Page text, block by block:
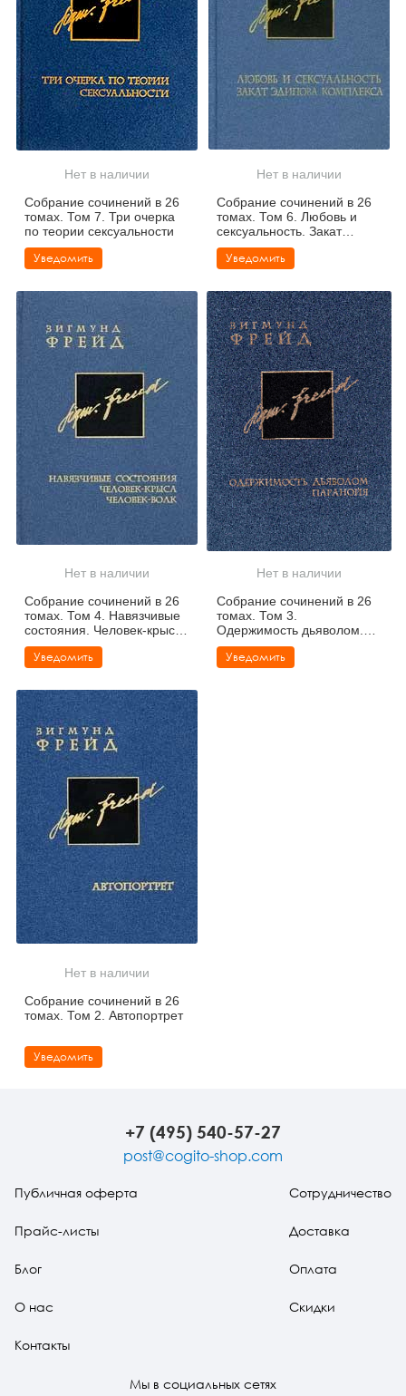
Нет в наличии
Собрание сочинений в 26
томах. Том 7. Три очерка
по теории сексуальности
Уведомить
Нет в наличии
Собрание сочинений в 26
томах. Том 6. Любовь и
сексуальность. Закат
Эдипова комплекса
Уведомить
Нет в наличии
Собрание сочинений в 26
томах. Том 4. Навязчивые
состояния. Человек-крыса.
Человек-волк
Уведомить
Нет в наличии
Собрание сочинений в 26
томах. Том 3.
Одержимость дьяволом.
Паранойя
Уведомить
Нет в наличии
Собрание сочинений в 26
томах. Том 2. Автопортрет
Уведомить
+7 (495) 540-57-27
post@cogito-shop.com
Публичная оферта
Прайс-листы
Блог
О нас
Контакты
Сотрудничество
Доставка
Оплата
Скидки
Мы в социальных сетях